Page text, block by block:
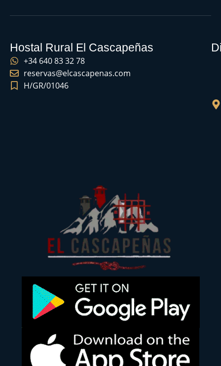
Hostal Rural El Cascapeñas
+34 640 83 32 78
reservas@elcascapenas.com
H/GR/01046